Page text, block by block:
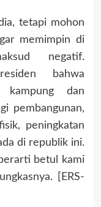
tetapi mohon
memimpin di
negatif.
bahwa
kampung dan
pembangunan,
peningkatan
di republik ini.
betul kami
[ERS-